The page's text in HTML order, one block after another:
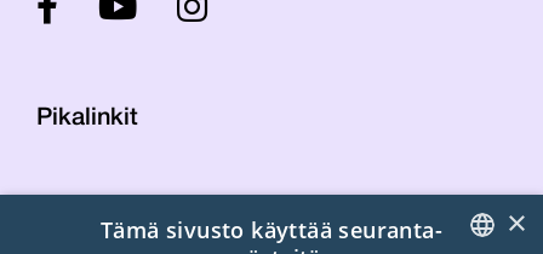
Pikalinkit
Laskutustiedot
×
Tämä sivusto käyttää seuranta-